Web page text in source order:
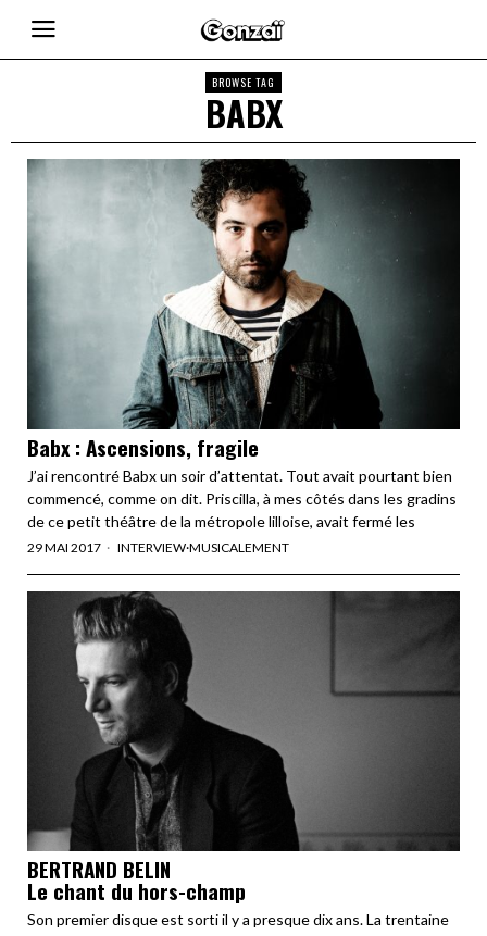
BROWSE TAG
BABX
Babx : Ascensions, fragile
J’ai rencontré Babx un soir d’attentat. Tout avait pourtant bien
commencé, comme on dit. Priscilla, à mes côtés dans les gradins
de ce petit théâtre de la métropole lilloise, avait fermé les
29 MAI 2017 INTERVIEW·MUSICALEMENT
BERTRAND BELIN
Le chant du hors-champ
Son premier disque est sorti il y a presque dix ans. La trentaine